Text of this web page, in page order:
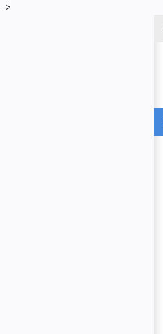
-->